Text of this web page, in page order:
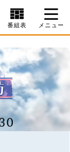
番組表 メニュー